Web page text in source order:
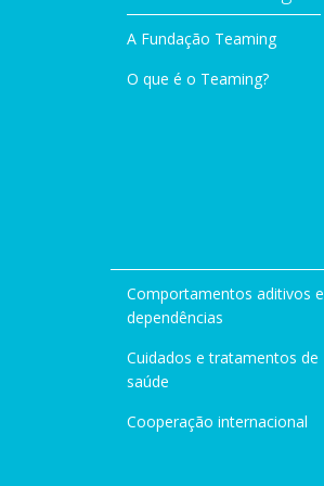
A Fundação Teaming
O que é o Teaming?
Comportamentos aditivos e
dependências
Cuidados e tratamentos de
saúde
Cooperação internacional